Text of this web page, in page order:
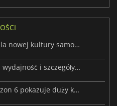
Japonia to idealne miejsce dla nowej kultury samochodowej Forza Horizon 6
Forza Horizon 6: oczekiwana wydajność i szczegóły ścieżki dźwiękowej
Ujawnienie mapy Forza Horizon 6 pokazuje duży krok naprzód